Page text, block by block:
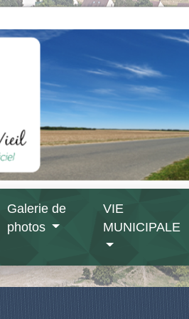
Galerie de
photos
VIE
MUNICIPALE